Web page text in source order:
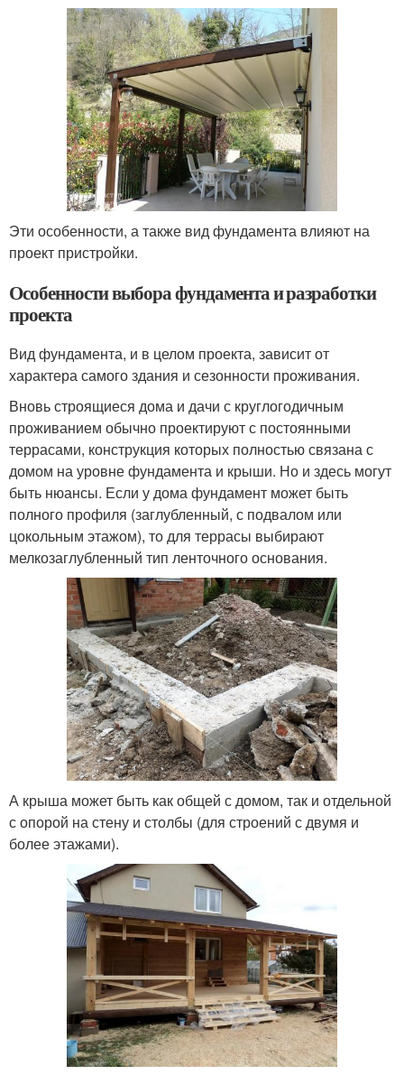
Эти особенности, а также вид фундамента влияют на
проект пристройки.
Особенности выбора фундамента и разработки
проекта
Вид фундамента, и в целом проекта, зависит от
характера самого здания и сезонности проживания.
Вновь строящиеся дома и дачи с круглогодичным
проживанием обычно проектируют с постоянными
террасами, конструкция которых полностью связана с
домом на уровне фундамента и крыши. Но и здесь могут
быть нюансы. Если у дома фундамент может быть
полного профиля (заглубленный, с подвалом или
цокольным этажом), то для террасы выбирают
мелкозаглубленный тип ленточного основания.
А крыша может быть как общей с домом, так и отдельной
с опорой на стену и столбы (для строений с двумя и
более этажами).